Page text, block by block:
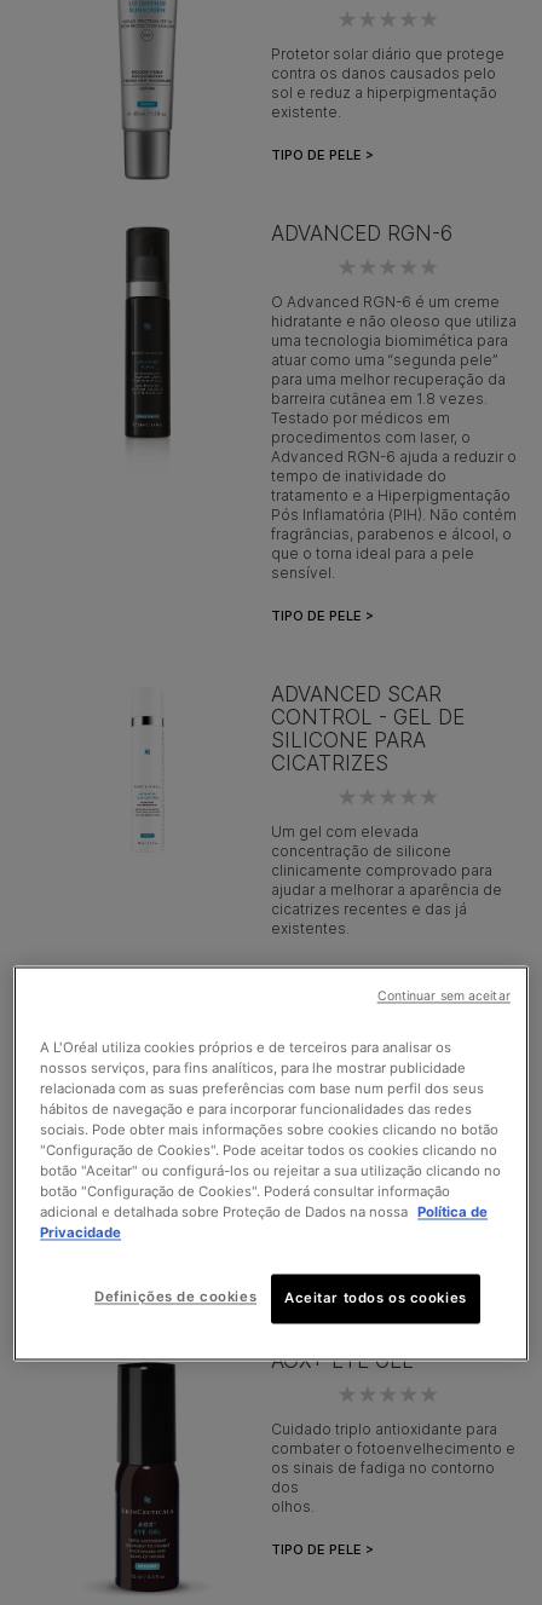
Protetor solar diário que protege
contra os danos causados ​​pelo
sol e reduz a hiperpigmentação
existente.
TIPO DE PELE >
ADVANCED RGN-6
O Advanced RGN-6 é um creme
hidratante e não oleoso que utiliza
uma tecnologia biomimética para
atuar como uma “segunda pele”
para uma melhor recuperação da
barreira cutânea em 1.8 vezes.
Testado por médicos em
procedimentos com laser, o
Advanced RGN-6 ajuda a reduzir o
tempo de inatividade do
tratamento e a Hiperpigmentação
Pós Inflamatória (PIH). Não contém
fragrâncias, parabenos e álcool, o
que o torna ideal para a pele
sensível.
TIPO DE PELE >
ADVANCED SCAR
CONTROL - GEL DE
SILICONE PARA
CICATRIZES
Um gel com elevada
concentração de silicone
clinicamente comprovado para
ajudar a melhorar a aparência de
cicatrizes recentes e das já
existentes.
TIPO DE PELE >
ANTIOXIDANT LIP
REPAIR
Tratamento reconstituinte para
lábios danificados e/ou
envelhecidos
AOX+ EYE GEL
Cuidado triplo antioxidante para
combater o fotoenvelhecimento e
os sinais de fadiga no contorno
dos
olhos.
TIPO DE PELE >
A L'Oréal utiliza cookies próprios e de terceiros para analisar os
nossos serviços, para fins analíticos, para lhe mostrar publicidade
relacionada com as suas preferências com base num perfil dos seus
hábitos de navegação e para incorporar funcionalidades das redes
sociais. Pode obter mais informações sobre cookies clicando no botão
"Configuração de Cookies". Pode aceitar todos os cookies clicando no
botão "Aceitar" ou configurá-los ou rejeitar a sua utilização clicando no
botão "Configuração de Cookies". Poderá consultar informação
adicional e detalhada sobre Proteção de Dados na nossa Política de
Privacidade
Definições de cookies Aceitar todos os cookies
Continuar sem aceitar